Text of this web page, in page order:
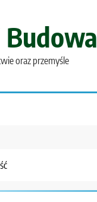
Budowa
oraz przemyśle